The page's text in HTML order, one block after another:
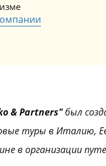
& Partners"был
туры в Италию,
в организации